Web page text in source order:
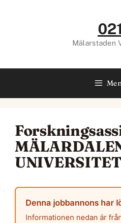
021
Mälarstaden
UNIVERSITET
Denna jobbannons har
Informationen nedan är